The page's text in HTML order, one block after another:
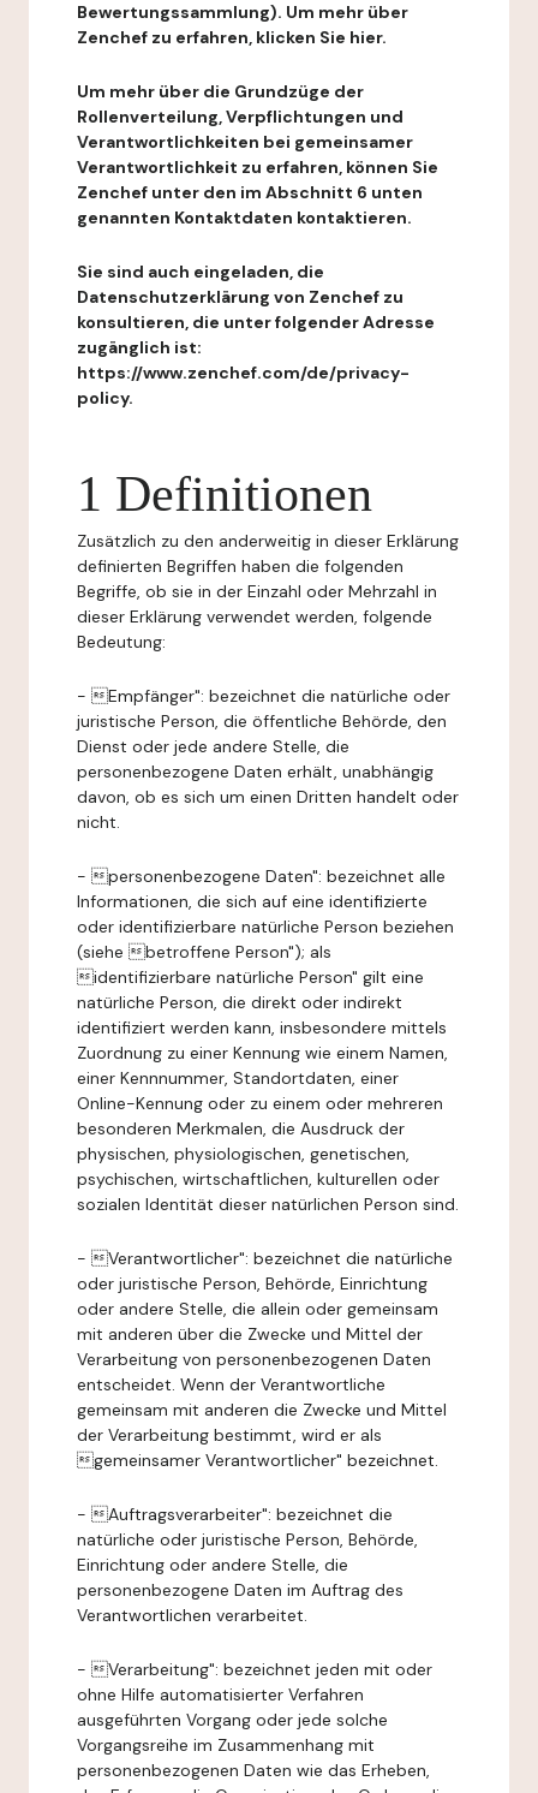
Bewertungssammlung). Um mehr über
Zenchef zu erfahren, klicken Sie hier.
Um mehr über die Grundzüge der
Rollenverteilung, Verpflichtungen und
Verantwortlichkeiten bei gemeinsamer
Verantwortlichkeit zu erfahren, können Sie
Zenchef unter den im Abschnitt 6 unten
genannten Kontaktdaten kontaktieren.
Sie sind auch eingeladen, die
Datenschutzerklärung von Zenchef zu
konsultieren, die unter folgender Adresse
zugänglich ist:
https://www.zenchef.com/de/privacy-
policy.
1 Definitionen
Zusätzlich zu den anderweitig in dieser Erklärung
definierten Begriffen haben die folgenden
Begriffe, ob sie in der Einzahl oder Mehrzahl in
dieser Erklärung verwendet werden, folgende
Bedeutung:
- Empfänger": bezeichnet die natürliche oder
juristische Person, die öffentliche Behörde, den
Dienst oder jede andere Stelle, die
personenbezogene Daten erhält, unabhängig
davon, ob es sich um einen Dritten handelt oder
nicht.
- personenbezogene Daten": bezeichnet alle
Informationen, die sich auf eine identifizierte
oder identifizierbare natürliche Person beziehen
(siehe betroffene Person"); als
identifizierbare natürliche Person" gilt eine
natürliche Person, die direkt oder indirekt
identifiziert werden kann, insbesondere mittels
Zuordnung zu einer Kennung wie einem Namen,
einer Kennnummer, Standortdaten, einer
Online-Kennung oder zu einem oder mehreren
besonderen Merkmalen, die Ausdruck der
physischen, physiologischen, genetischen,
psychischen, wirtschaftlichen, kulturellen oder
sozialen Identität dieser natürlichen Person sind.
- Verantwortlicher": bezeichnet die natürliche
oder juristische Person, Behörde, Einrichtung
oder andere Stelle, die allein oder gemeinsam
mit anderen über die Zwecke und Mittel der
Verarbeitung von personenbezogenen Daten
entscheidet. Wenn der Verantwortliche
gemeinsam mit anderen die Zwecke und Mittel
der Verarbeitung bestimmt, wird er als
gemeinsamer Verantwortlicher" bezeichnet.
- Auftragsverarbeiter": bezeichnet die
natürliche oder juristische Person, Behörde,
Einrichtung oder andere Stelle, die
personenbezogene Daten im Auftrag des
Verantwortlichen verarbeitet.
- Verarbeitung": bezeichnet jeden mit oder
ohne Hilfe automatisierter Verfahren
ausgeführten Vorgang oder jede solche
Vorgangsreihe im Zusammenhang mit
personenbezogenen Daten wie das Erheben,